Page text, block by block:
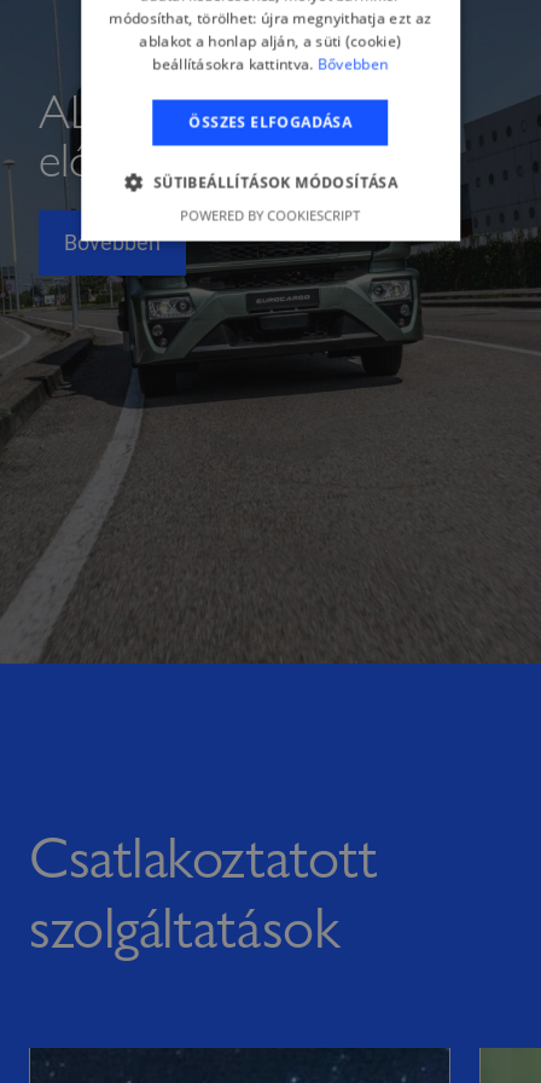
ALC: Alkoholzár-
előkészítés
Bővebben
Csatlakoztatott
szolgáltatások
módosíthat, törölhet: újra megnyithatja ezt az
ablakot a honlap alján, a süti (cookie)
beállításokra kattintva. Bővebben
ÖSSZES ELFOGADÁSA
SÜTIBEÁLLÍTÁSOK MÓDOSÍTÁSA
POWERED BY COOKIESCRIPT